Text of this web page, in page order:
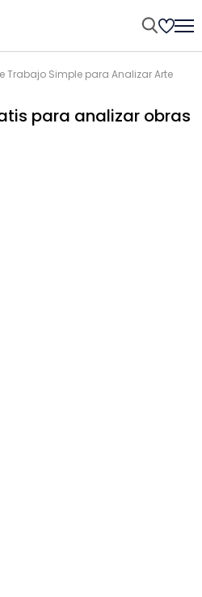
Trabajo Simple para Analizar Arte
para analizar obras